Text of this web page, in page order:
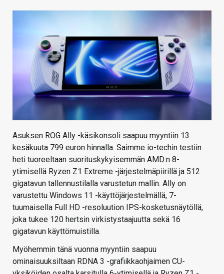
HAKU
Asuksen ROG Ally -käsikonsoli saapuu myyntiin 13.
kesäkuuta 799 euron hinnalla. Saimme io-techin testiin
heti tuoreeltaan suorituskykyisemmän AMD:n 8-
ytimisellä Ryzen Z1 Extreme -järjestelmäpiirillä ja 512
gigatavun tallennustilalla varustetun mallin. Ally on
varustettu Windows 11 -käyttöjärjestelmällä, 7-
tuumaisella Full HD -resoluution IPS-kosketusnäytöllä,
joka tukee 120 hertsin virkistystaajuutta sekä 16
gigatavun käyttömuistilla.
Myöhemmin tänä vuonna myyntiin saapuu
ominaisuuksiltaan RDNA 3 -grafiikkaohjaimen CU-